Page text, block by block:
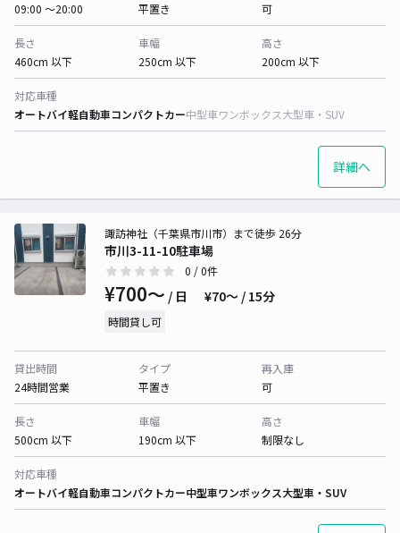
09:00 〜20:00
平置き
可
長さ
460cm 以下
車幅
250cm 以下
高さ
200cm 以下
対応車種
オートバイ軽自動車コンパクトカー中型車ワンボックス大型車・SUV
詳細へ
市川3-11-10駐車場
諏訪神社（千葉県市川市）まで徒歩 26分
0 / 0件
¥700〜 / 日 ¥70〜 / 15分
時間貸し可
貸出時間
24時間営業
タイプ
平置き
再入庫
可
長さ
500cm 以下
車幅
190cm 以下
高さ
制限なし
対応車種
オートバイ軽自動車コンパクトカー中型車ワンボックス大型車・SUV